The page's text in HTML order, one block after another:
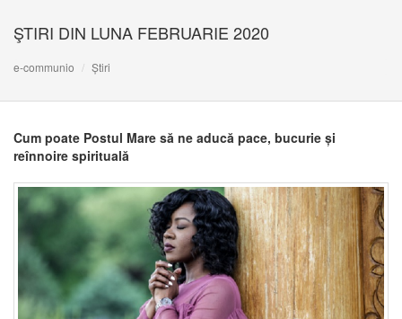
ŞTIRI DIN LUNA FEBRUARIE 2020
e-communio Știri
Cum poate Postul Mare să ne aducă pace, bucurie și
reînnoire spirituală